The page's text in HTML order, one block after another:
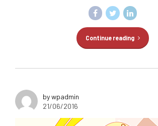
Continue reading
by wpadmin
21/06/2016